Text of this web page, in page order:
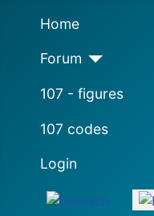
Home
Forum
107 - figures
107 codes
Login
Select your language